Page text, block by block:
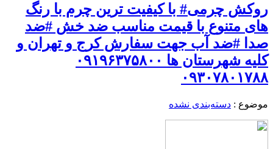
روکش چرمی# با کیفیت ترین چرم با رنگ
های متنوع با قیمت مناسب ضد خش #ضد
صدا #ضد آب جهت سفارش کرج و تهران و
کلیه شهرستان ها ۰۹۱۹۶۳۷۵۸۰۰
۰۹۳۰۷۸۰۱۷۸۸
موضوع : دسته‌بندی نشده